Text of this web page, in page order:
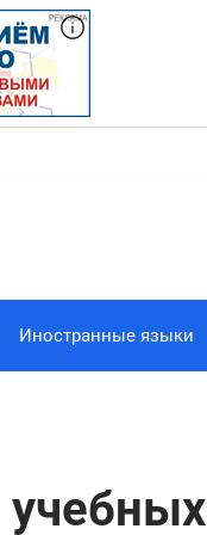
Иностранные языки